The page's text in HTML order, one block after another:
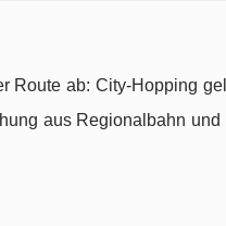
Route ab: City-Hopping
aus Regionalbahn und